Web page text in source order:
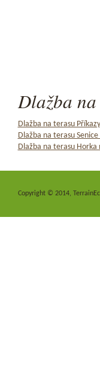
Dlažba
Dlažba na terasu
Dlažba na terasu
Dlažba na terasu
Copyright © 2014,